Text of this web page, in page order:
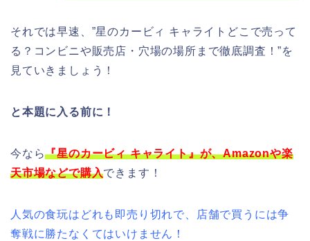
それでは早速、”星のカービィ キャライトどこで売って
る？コンビニや販売店・穴場の場所まで徹底調査！”を
見ていきましょう！
と本題に入る前に！
今なら『星のカービィ キャライト』が、Amazonや楽
天市場などで購入できます！
人気の食玩はどれも即売り切れで、店舗で買うには争
奪戦に勝たなくてはいけません！